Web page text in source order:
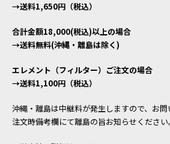
→送料1,650円（税込）
合計金額18,000(税込)以上の場合
→送料無料(沖縄・離島は除く)
エレメント（フィルター）ご注文の場合
→送料1,100円（税込）
沖縄・離島は中継料が発生しますので、お問
注文時備考欄にて離島の旨お知らせください。